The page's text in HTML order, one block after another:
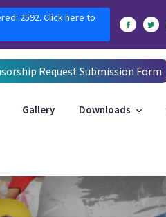
2592. Click here to
Request Submission Form
Gallery Downloads